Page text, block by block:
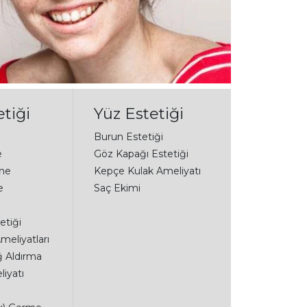
Aldırma
Yüz Estetiği
Burun Estetiği
Göz Kapağı Estetiği
Kepçe Kulak Ameliyatı
Saç Ekimi